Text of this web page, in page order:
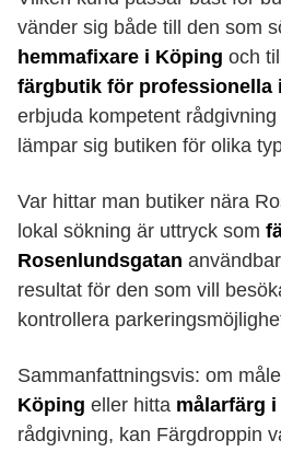
vänder sig både till den som
hemmafixare i Köping och
färgbutik för professionella
erbjuda kompetent
lämpar sig butiken för olika
Var hittar man butiker nära
lokal sökning är uttryck som
Rosenlundsgatan
resultat för den som vill
kontrollera
Sammanfattningsvis: om
Köping eller hitta målarfärg
rådgivning, kan Färgdroppin